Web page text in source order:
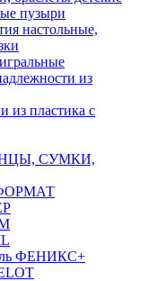
пузыри
настольные,
из
из пластика с
СУМКИ,
ФЕНИКС+